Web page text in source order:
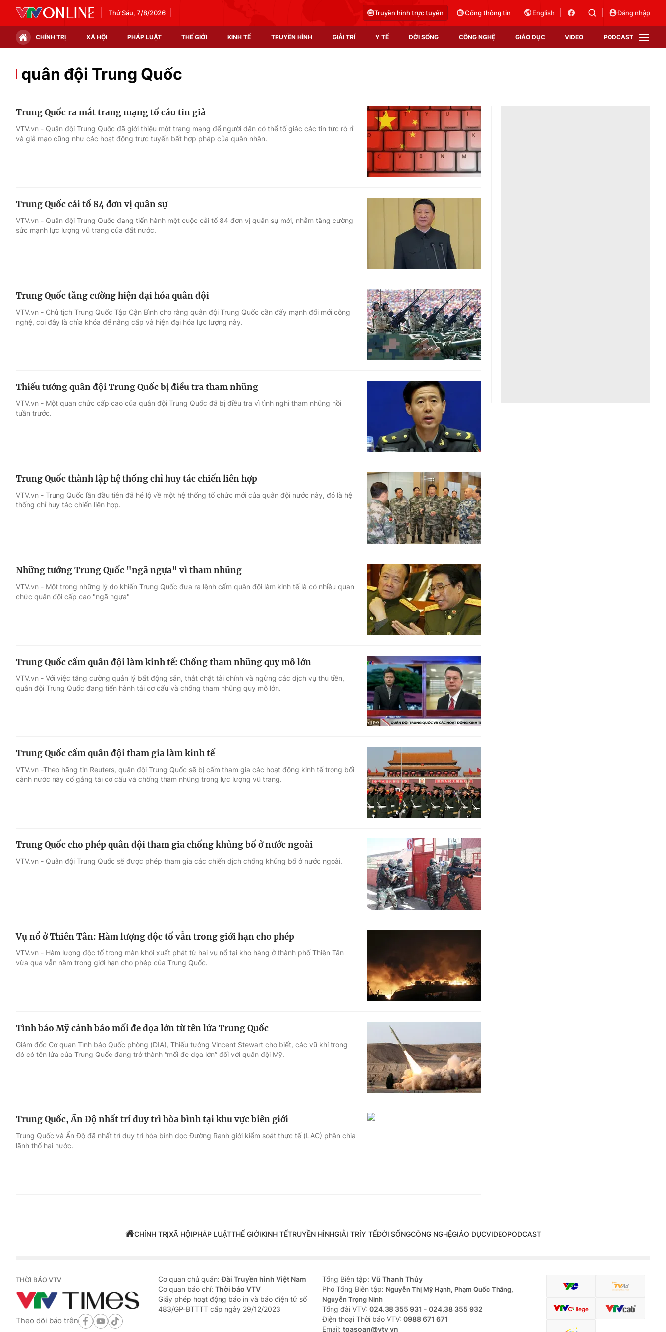
Thứ Sáu, 7/8/2026 Truyền hình trực tuyến Cổng thông tin English Đăng nhập
CHÍNH TRỊ XÃ HỘI PHÁP LUẬT THẾ GIỚI KINH TẾ TRUYỀN HÌNH GIẢI TRÍ Y TẾ ĐỜI SỐNG CÔNG NGHỆ GIÁO DỤC VIDEO PODCAST
Chính trị Xã hội
Thế giới đó đây
Thị trường
Hậu trường
Video
Shorts video
Podcast
EMagazine
Photo
Infographic
Góc ảnh
Âm nhạc
Sao
Du lịch
Làm đẹp
Chất lượng cuộc sống
Học trực tuyến
Công nghệ
Hitech Công nghệ tương lai
Sản phẩm
Thị trường
Tư vấn
VTV Sức khoẻ
quân đội Trung Quốc
Trung Quốc ra mắt trang mạng tố cáo tin giả
VTV.vn - Quân đội Trung Quốc đã giới thiệu một trang mạng để người dân có thể tố giác các tin tức rò rỉ
và giả mạo cũng như các hoạt động trực tuyến bất hợp pháp của quân nhân.
Trung Quốc cải tổ 84 đơn vị quân sự
VTV.vn - Quân đội Trung Quốc đang tiến hành một cuộc cải tổ 84 đơn vị quân sự mới, nhằm tăng cường
sức mạnh lực lượng vũ trang của đất nước.
Trung Quốc tăng cường hiện đại hóa quân đội
VTV.vn - Chủ tịch Trung Quốc Tập Cận Bình cho rằng quân đội Trung Quốc cần đẩy mạnh đổi mới công
nghệ, coi đây là chìa khóa để nâng cấp và hiện đại hóa lực lượng này.
Thiếu tướng quân đội Trung Quốc bị điều tra tham nhũng
VTV.vn - Một quan chức cấp cao của quân đội Trung Quốc đã bị điều tra vì tình nghi tham nhũng hồi
tuần trước.
Trung Quốc thành lập hệ thống chỉ huy tác chiến liên hợp
VTV.vn - Trung Quốc lần đầu tiên đã hé lộ về một hệ thống tổ chức mới của quân đội nước này, đó là hệ
thống chỉ huy tác chiến liên hợp.
Những tướng Trung Quốc "ngã ngựa" vì tham nhũng
VTV.vn - Một trong những lý do khiến Trung Quốc đưa ra lệnh cấm quân đội làm kinh tế là có nhiều quan
chức quân đội cấp cao "ngã ngựa"
Trung Quốc cấm quân đội làm kinh tế: Chống tham nhũng quy mô lớn
VTV.vn - Với việc tăng cường quản lý bất động sản, thắt chặt tài chính và ngừng các dịch vụ thu tiền,
quân đội Trung Quốc đang tiến hành tái cơ cấu và chống tham nhũng quy mô lớn.
Trung Quốc cấm quân đội tham gia làm kinh tế
VTV.vn -Theo hãng tin Reuters, quân đội Trung Quốc sẽ bị cấm tham gia các hoạt động kinh tế trong bối
cảnh nước này cố gắng tái cơ cấu và chống tham nhũng trong lực lượng vũ trang.
Trung Quốc cho phép quân đội tham gia chống khủng bố ở nước ngoài
VTV.vn - Quân đội Trung Quốc sẽ được phép tham gia các chiến dịch chống khủng bố ở nước ngoài.
Vụ nổ ở Thiên Tân: Hàm lượng độc tố vẫn trong giới hạn cho phép
VTV.vn - Hàm lượng độc tố trong màn khói xuất phát từ hai vụ nổ tại kho hàng ở thành phố Thiên Tân
vừa qua vẫn nằm trong giới hạn cho phép của Trung Quốc.
Tình báo Mỹ cảnh báo mối đe dọa lớn từ tên lửa Trung Quốc
Giám đốc Cơ quan Tình báo Quốc phòng (DIA), Thiếu tướng Vincent Stewart cho biết, các vũ khí trong
đó có tên lửa của Trung Quốc đang trở thành “mối đe dọa lớn” đối với quân đội Mỹ.
Trung Quốc, Ấn Độ nhất trí duy trì hòa bình tại khu vực biên giới
Trung Quốc và Ấn Độ đã nhất trí duy trì hòa bình dọc Đường Ranh giới kiểm soát thực tế (LAC) phân chia
lãnh thổ hai nước.
CHÍNH TRỊXÃ HỘIPHÁP LUẬTTHẾ GIỚIKINH TẾTRUYỀN HÌNHGIẢI TRÍY TẾĐỜI SỐNGCÔNG NGHỆGIÁO DỤCVIDEOPODCAST
THỜI BÁO VTV
Theo dõi báo trên
Cơ quan chủ quản:Đài Truyền hình Việt Nam
Cơ quan báo chí: Thời báo VTV
Giấy phép hoạt động báo in và báo điện tử số
483/GP-BTTTT cấp ngày 29/12/2023
Tổng Biên tập: Vũ Thanh Thủy
Phó Tổng Biên tập: Nguyễn Thị Mỹ Hạnh, Phạm Quốc Thắng,
Nguyễn Trọng Ninh
Tổng đài VTV: 024.38 355 931 - 024.38 355 932
Ðiện thoại Thời báo VTV: 0988 671 671
Email: toasoan@vtv.vn